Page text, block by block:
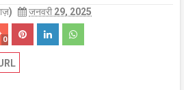
जनवरी 29, 2025
0